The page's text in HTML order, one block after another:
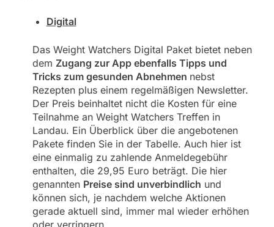
Digital
Das Weight Watchers Digital Paket bietet neben
dem Zugang zur App ebenfalls Tipps und
Tricks zum gesunden Abnehmen nebst
Rezepten plus einem regelmäßigen Newsletter.
Der Preis beinhaltet nicht die Kosten für eine
Teilnahme an Weight Watchers Treffen in
Landau. Ein Überblick über die angebotenen
Pakete finden Sie in der Tabelle. Auch hier ist
eine einmalig zu zahlende Anmeldegebühr
enthalten, die 29,95 Euro beträgt. Die hier
genannten Preise sind unverbindlich und
können sich, je nachdem welche Aktionen
gerade aktuell sind, immer mal wieder erhöhen
oder verringern.